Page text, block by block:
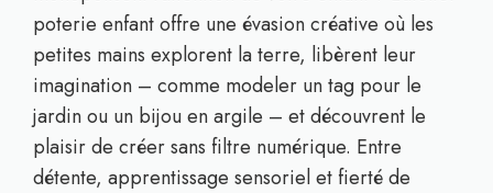
poterie enfant offre une évasion créative où les
petites mains explorent la terre, libèrent leur
imagination – comme modeler un tag pour le
jardin ou un bijou en argile – et découvrent le
plaisir de créer sans filtre numérique. Entre
détente, apprentissage sensoriel et fierté de